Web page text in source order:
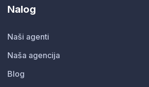
Nalog
Naši agenti
Naša agencija
Blog